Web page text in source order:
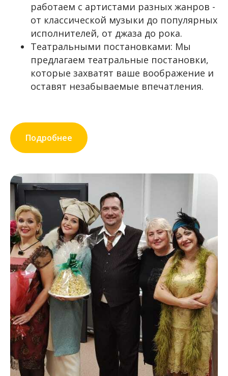
работаем с артистами разных жанров -
от классической музыки до популярных
исполнителей, от джаза до рока.
Театральными постановками: Мы
предлагаем театральные постановки,
которые захватят ваше воображение и
оставят незабываемые впечатления.
Подробнее